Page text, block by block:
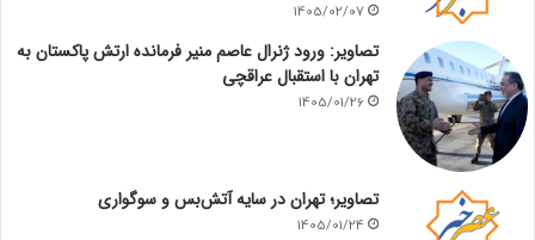
1405/02/07
تصاویر: ورود ژنرال عاصم منیر فرمانده ارتش پاکستان به
تهران با استقبال عراقچی
1405/01/26
تصاویر؛ تهران در سایه آتش‌بس و سوگواری
1405/01/24